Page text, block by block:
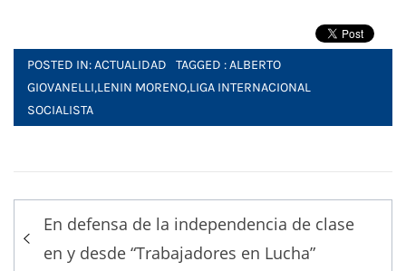
POSTED IN:ACTUALIDAD TAGGED :ALBERTO
GIOVANELLI,LENIN MORENO,LIGA INTERNACIONAL
SOCIALISTA
Post
navigation
En defensa de la independencia de clase
en y desde “Trabajadores en Lucha”